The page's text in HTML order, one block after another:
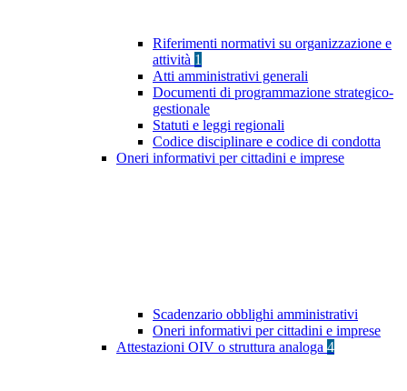
Riferimenti normativi su organizzazione e
attività 1
Atti amministrativi generali
Documenti di programmazione strategico-
gestionale
Statuti e leggi regionali
Codice disciplinare e codice di condotta
Oneri informativi per cittadini e imprese
Scadenzario obblighi amministrativi
Oneri informativi per cittadini e imprese
Attestazioni OIV o struttura analoga 4